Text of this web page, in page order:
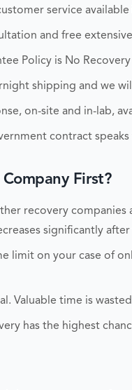
service
and free
Policy is No
shipping and we
on-site and in-lab,
contract
First?
recovery
significantly
limit on your case of
Valuable time is
has the highest